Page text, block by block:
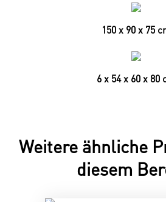
150 x 90 x 75
6 x 54 x 60 x 80
Weitere ähnliche
diesem